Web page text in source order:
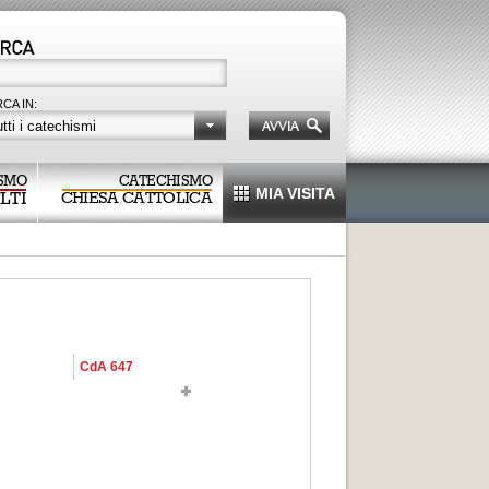
IN:
i catechismi
CATECHISMO
CHIESA CATTOLICA MIA VISITA
CdA 647